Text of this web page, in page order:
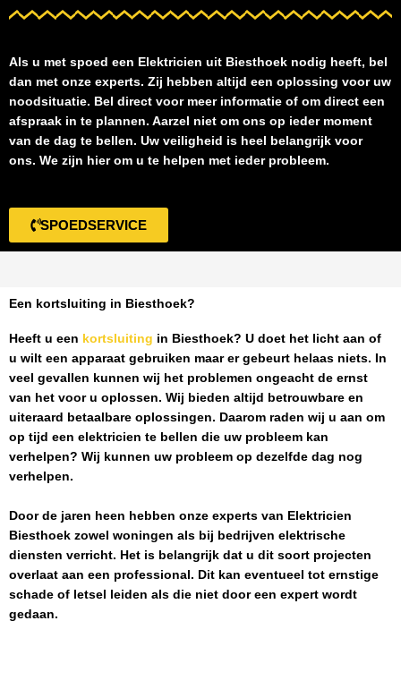
Als u met spoed een Elektricien uit Biesthoek nodig heeft, bel
dan met onze experts. Zij hebben altijd een oplossing voor uw
noodsituatie. Bel direct voor meer informatie of om direct een
afspraak in te plannen. Aarzel niet om ons op ieder moment
van de dag te bellen. Uw veiligheid is heel belangrijk voor
ons. We zijn hier om u te helpen met ieder probleem.
SPOEDSERVICE
Een kortsluiting in Biesthoek?
Heeft u een kortsluiting in Biesthoek? U doet het licht aan of
u wilt een apparaat gebruiken maar er gebeurt helaas niets. In
veel gevallen kunnen wij het problemen ongeacht de ernst
van het voor u oplossen. Wij bieden altijd betrouwbare en
uiteraard betaalbare oplossingen. Daarom raden wij u aan om
op tijd een elektricien te bellen die uw probleem kan
verhelpen? Wij kunnen uw probleem op dezelfde dag nog
verhelpen.
Door de jaren heen hebben onze experts van Elektricien
Biesthoek zowel woningen als bij bedrijven elektrische
diensten verricht. Het is belangrijk dat u dit soort projecten
overlaat aan een professional. Dit kan eventueel tot ernstige
schade of letsel leiden als die niet door een expert wordt
gedaan.